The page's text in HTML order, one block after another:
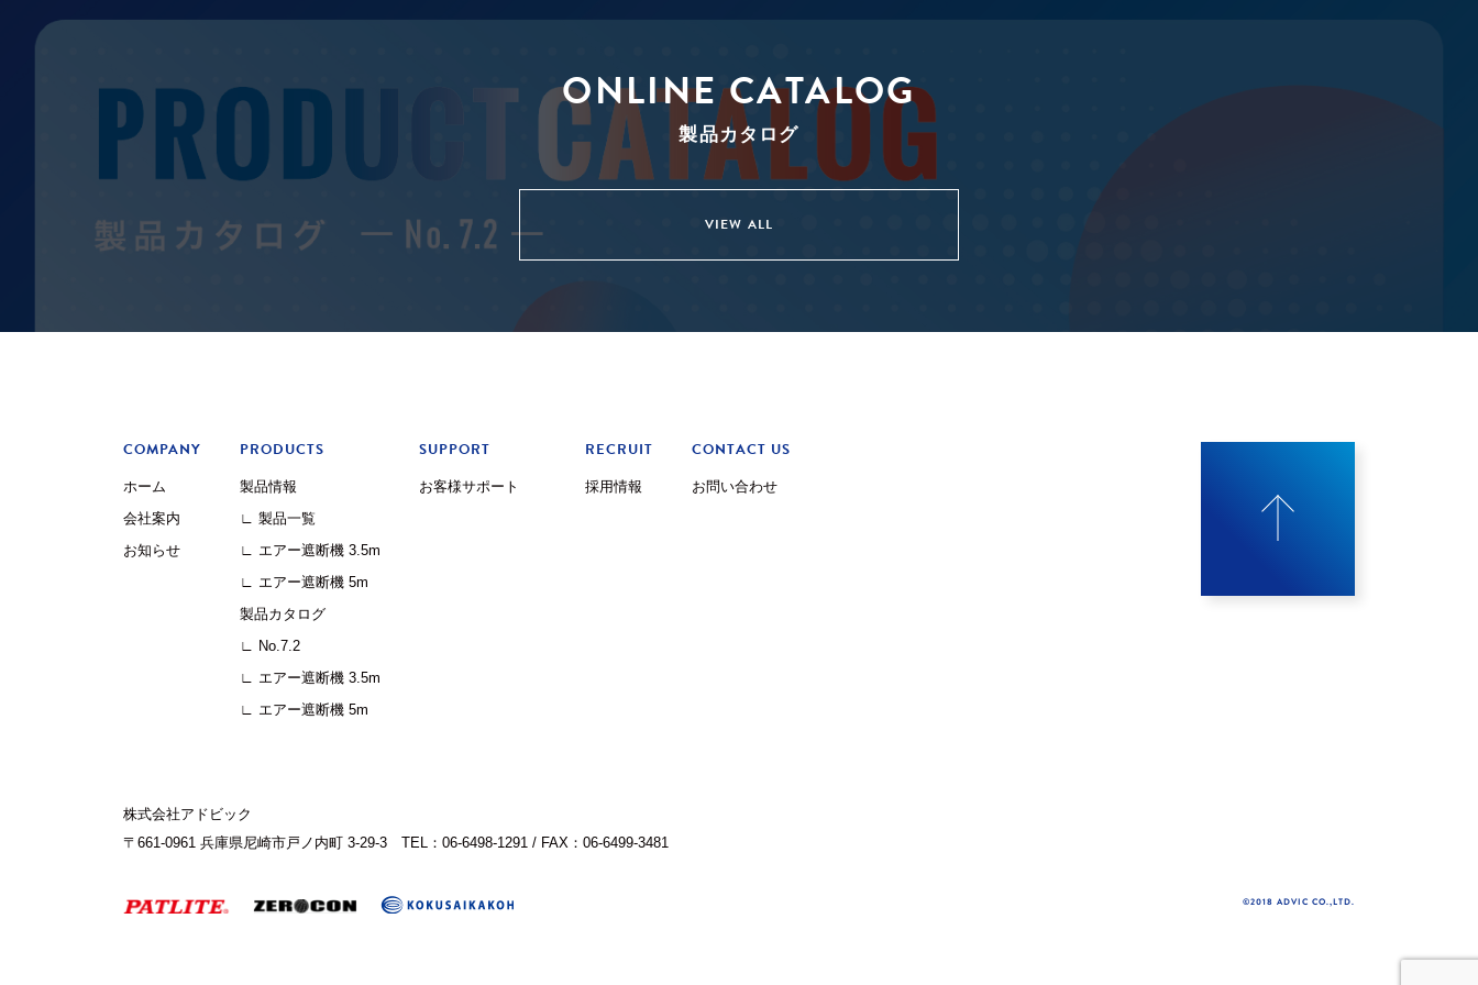
ONLINE CATALOG
製品カタログ
VIEW ALL
COMPANY
ホーム
会社案内
お知らせ
PRODUCTS
製品情報
∟ 製品一覧
∟ エアー遮断機 3.5m
∟ エアー遮断機 5m
製品カタログ
∟ No.7.2
∟ エアー遮断機 3.5m
∟ エアー遮断機 5m
SUPPORT
お客様サポート
RECRUIT
採用情報
CONTACT US
お問い合わせ
株式会社アドビック
〒661-0961 兵庫県尼崎市戸ノ内町 3-29-3 TEL：06-6498-1291 / FAX：06-6499-3481
©2018 ADVIC CO.,LTD.